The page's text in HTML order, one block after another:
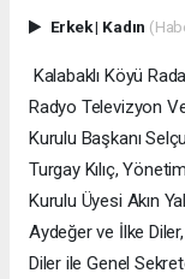
Erkek| Kadın
Kalabaklı Köyü
Radyo Televizyon
Kurulu Başkanı
Turgay Kılıç,
Kurulu Üyesi Akın
Aydeğer ve İlke
Diler ile Genel